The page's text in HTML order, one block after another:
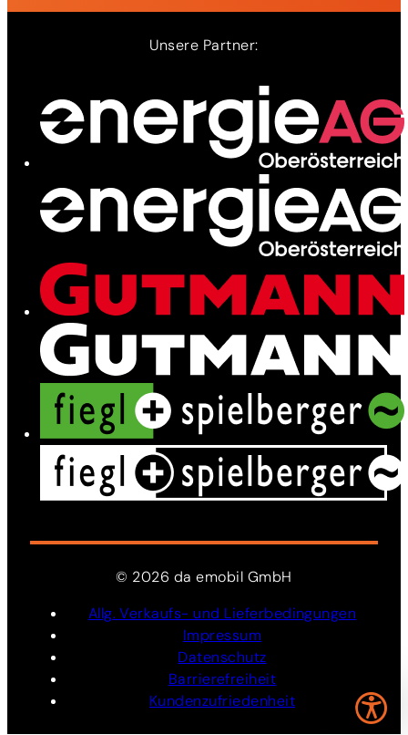
Ladenetz
Unsere Partner:
© 2026 daemobil GmbH
Allg. Verkaufs- und Lieferbedingungen
Impressum
Datenschutz
Barrierefreiheit
Kundenzufriedenheit